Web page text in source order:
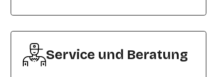
Service und Beratung